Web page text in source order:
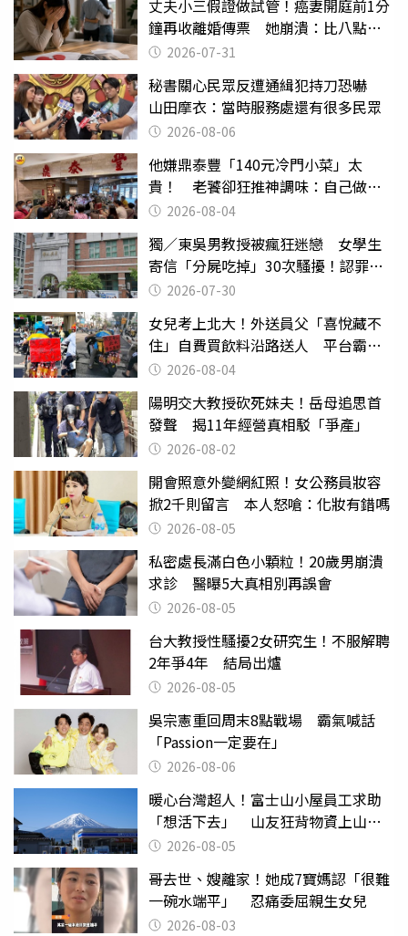
丈夫小三假證做試管！癌妻開庭前1分
鐘再收離婚傳票 她崩潰：比八點檔
還扯2026-07-31
秘書關心民眾反遭通緝犯持刀恐嚇
山田摩衣：當時服務處還有很多民眾
2026-08-06
他嫌鼎泰豐「140元冷門小菜」太
貴！ 老饕卻狂推神調味：自己做不
出來2026-08-04
獨／東吳男教授被瘋狂迷戀 女學生
寄信「分屍吃掉」30次騷擾！認罪免
關 2026-07-30
女兒考上北大！外送員父「喜悅藏不
住」自費買飲料沿路送人 平台霸氣
幫付學費
2026-08-04
陽明交大教授砍死妹夫！岳母追思首
發聲 揭11年經營真相駁「爭產」
2026-08-02
開會照意外變網紅照！女公務員妝容
掀2千則留言 本人怒嗆：化妝有錯嗎
2026-08-05
私密處長滿白色小顆粒！20歲男崩潰
求診 醫曝5大真相別再誤會
2026-08-05
台大教授性騷擾2女研究生！不服解聘
2年爭4年 結局出爐
2026-08-05
吳宗憲重回周末8點戰場 霸氣喊話
「Passion一定要在」
2026-08-06
暖心台灣超人！富士山小屋員工求助
「想活下去」 山友狂背物資上山：
台灣真的是寶島
2026-08-05
哥去世、嫂離家！她成7寶媽認「很難
一碗水端平」 忍痛委屈親生女兒
2026-08-03